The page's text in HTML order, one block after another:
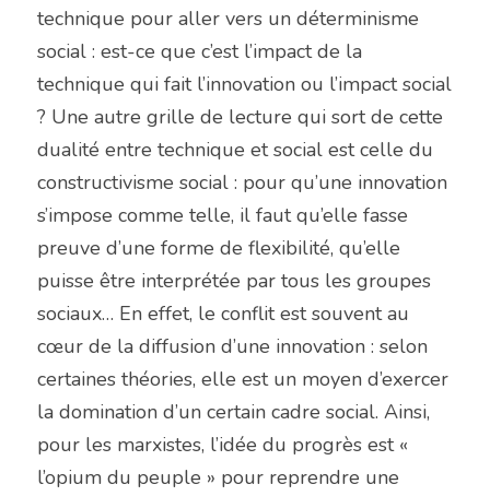
technique pour aller vers un déterminisme
social : est-ce que c’est l’impact de la
technique qui fait l’innovation ou l’impact social
? Une autre grille de lecture qui sort de cette
dualité entre technique et social est celle du
constructivisme social : pour qu’une innovation
s’impose comme telle, il faut qu’elle fasse
preuve d’une forme de flexibilité, qu’elle
puisse être interprétée par tous les groupes
sociaux… En effet, le conflit est souvent au
cœur de la diffusion d’une innovation : selon
certaines théories, elle est un moyen d’exercer
la domination d’un certain cadre social. Ainsi,
pour les marxistes, l’idée du progrès est «
l’opium du peuple » pour reprendre une